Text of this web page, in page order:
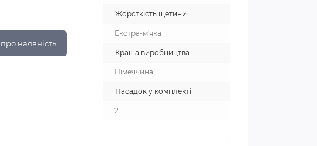
наявність
Жорсткість щетини
Екстра-м'яка
Країна виробництва
Німеччина
Насадок у комплекті
2